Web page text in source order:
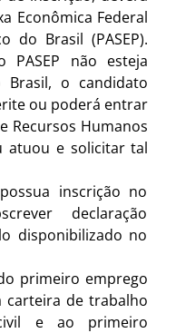
Econômica Federal
do Brasil (PASEP).
PASEP não esteja
o candidato
ou poderá entrar
Recursos Humanos
atuou e solicitar tal
inscrição no
declaração
disponibilizado no
primeiro emprego
carteira de trabalho
e ao primeiro